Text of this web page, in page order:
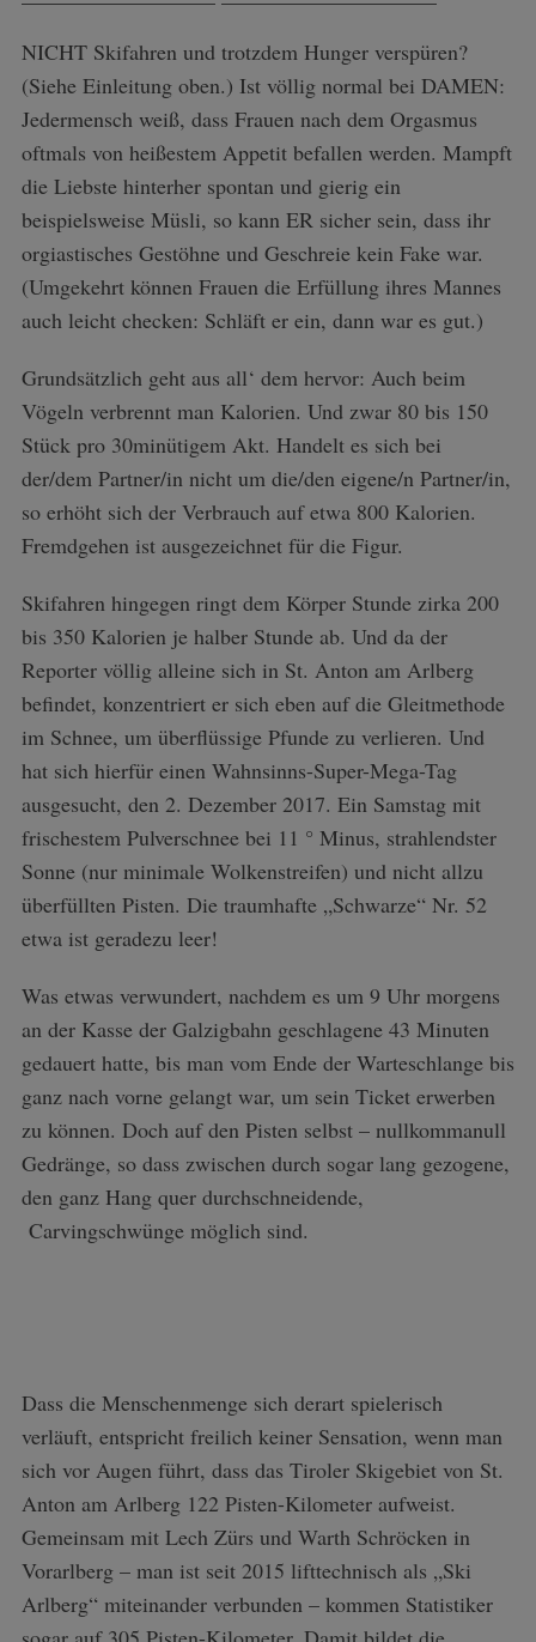
NICHT Skifahren und trotzdem Hunger verspüren?
(Siehe Einleitung oben.) Ist völlig normal bei DAMEN:
Jedermensch weiß, dass Frauen nach dem Orgasmus
oftmals von heißestem Appetit befallen werden. Mampft
die Liebste hinterher spontan und gierig ein
beispielsweise Müsli, so kann ER sicher sein, dass ihr
orgiastisches Gestöhne und Geschreie kein Fake war.
(Umgekehrt können Frauen die Erfüllung ihres Mannes
auch leicht checken: Schläft er ein, dann war es gut.)
Grundsätzlich geht aus all‘ dem hervor: Auch beim
Vögeln verbrennt man Kalorien. Und zwar 80 bis 150
Stück pro 30minütigem Akt. Handelt es sich bei
der/dem Partner/in nicht um die/den eigene/n Partner/in,
so erhöht sich der Verbrauch auf etwa 800 Kalorien.
Fremdgehen ist ausgezeichnet für die Figur.
Skifahren hingegen ringt dem Körper Stunde zirka 200
bis 350 Kalorien je halber Stunde ab. Und da der
Reporter völlig alleine sich in St. Anton am Arlberg
befindet, konzentriert er sich eben auf die Gleitmethode
im Schnee, um überflüssige Pfunde zu verlieren. Und
hat sich hierfür einen Wahnsinns-Super-Mega-Tag
ausgesucht, den 2. Dezember 2017. Ein Samstag mit
frischestem Pulverschnee bei 11 ° Minus, strahlendster
Sonne (nur minimale Wolkenstreifen) und nicht allzu
überfüllten Pisten. Die traumhafte „Schwarze“ Nr. 52
etwa ist geradezu leer!
Was etwas verwundert, nachdem es um 9 Uhr morgens
an der Kasse der Galzigbahn geschlagene 43 Minuten
gedauert hatte, bis man vom Ende der Warteschlange bis
ganz nach vorne gelangt war, um sein Ticket erwerben
zu können. Doch auf den Pisten selbst – nullkommanull
Gedränge, so dass zwischen durch sogar lang gezogene,
den ganz Hang quer durchschneidende,
Carvingschwünge möglich sind.
Dass die Menschenmenge sich derart spielerisch
verläuft, entspricht freilich keiner Sensation, wenn man
sich vor Augen führt, dass das Tiroler Skigebiet von St.
Anton am Arlberg 122 Pisten-Kilometer aufweist.
Gemeinsam mit Lech Zürs und Warth Schröcken in
Vorarlberg – man ist seit 2015 lifttechnisch als „Ski
Arlberg“ miteinander verbunden – kommen Statistiker